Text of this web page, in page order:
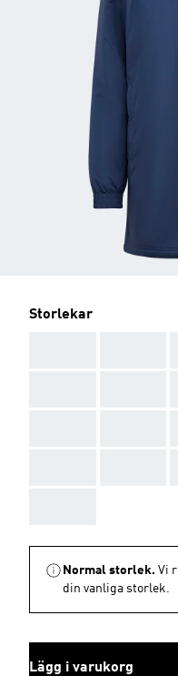
Storlekar
Normal storlek. Vi
din vanliga storlek.
Lägg i varukorg